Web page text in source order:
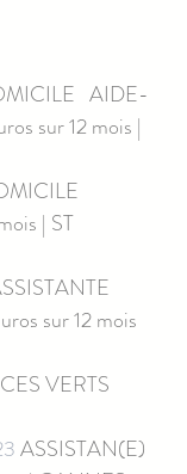
AIDE-
sur 12 mois |
À DOMICILE
| ST
sur 12 mois
VERTS
ASSISTAN(E)